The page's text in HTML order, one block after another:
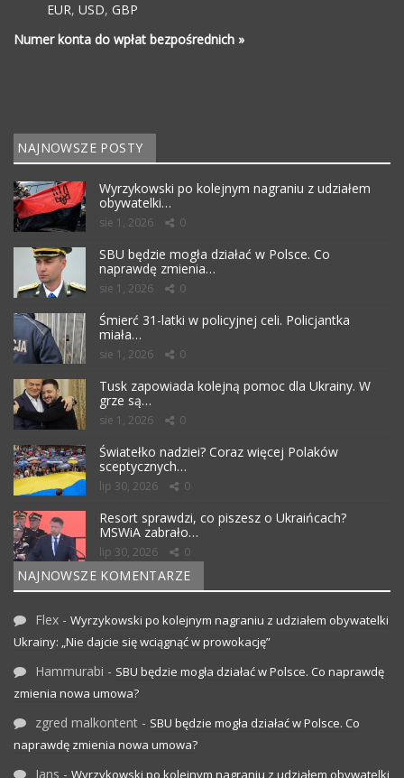
EUR, USD, GBP
Numer konta do wpłat bezpośrednich »
NAJNOWSZE POSTY
Wyrzykowski po kolejnym nagraniu z udziałem
obywatelki…
sie 1, 2026 0
SBU będzie mogła działać w Polsce. Co
naprawdę zmienia…
sie 1, 2026 0
Śmierć 31-latki w policyjnej celi. Policjantka
miała…
sie 1, 2026 0
Tusk zapowiada kolejną pomoc dla Ukrainy. W
grze są…
sie 1, 2026 0
Światełko nadziei? Coraz więcej Polaków
sceptycznych…
lip 30, 2026 0
Resort sprawdzi, co piszesz o Ukraińcach?
MSWiA zabrało…
lip 30, 2026 0
NAJNOWSZE KOMENTARZE
Flex - Wyrzykowski po kolejnym nagraniu z udziałem obywatelki
Ukrainy: „Nie dajcie się wciągnąć w prowokację”
Hammurabi - SBU będzie mogła działać w Polsce. Co naprawdę
zmienia nowa umowa?
zgred malkontent - SBU będzie mogła działać w Polsce. Co
naprawdę zmienia nowa umowa?
Jans - Wyrzykowski po kolejnym nagraniu z udziałem obywatelki